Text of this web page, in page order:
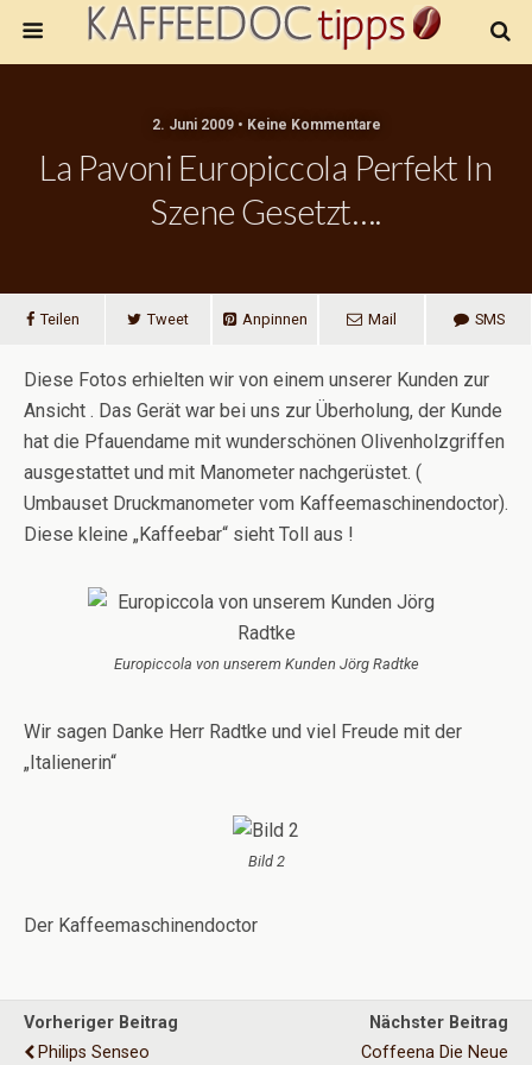
2. Juni 2009 • Keine Kommentare
La Pavoni Europiccola Perfekt In
Szene Gesetzt….
Teilen Tweet Anpinnen Mail SMS
Diese Fotos erhielten wir von einem unserer Kunden zur
Ansicht . Das Gerät war bei uns zur Überholung, der Kunde
hat die Pfauendame mit wunderschönen Olivenholzgriffen
ausgestattet und mit Manometer nachgerüstet. (
Umbauset Druckmanometer vom Kaffeemaschinendoctor).
Diese kleine „Kaffeebar“ sieht Toll aus !
Europiccola von unserem Kunden Jörg Radtke
Wir sagen Danke Herr Radtke und viel Freude mit der
„Italienerin“
Bild 2
Der Kaffeemaschinendoctor
Vorheriger Beitrag
Philips Senseo
Nächster Beitrag
Coffeena Die Neue